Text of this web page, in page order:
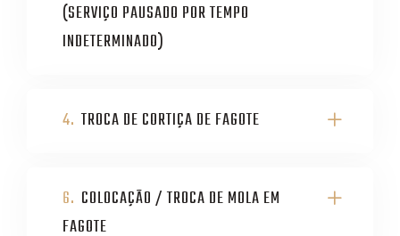
(SERVIÇO PAUSADO POR TEMPO
INDETERMINADO)
4. TROCA DE CORTIÇA DE FAGOTE
6. COLOCAÇÃO / TROCA DE MOLA EM
FAGOTE